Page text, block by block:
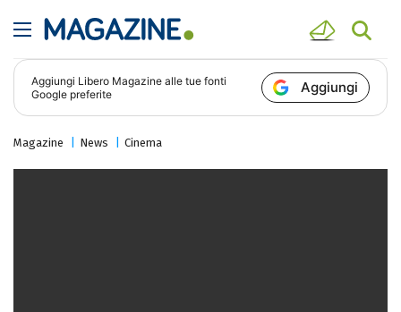
Aggiungi Libero Magazine alle tue fonti
Google preferite
Aggiungi
Magazine News Cinema